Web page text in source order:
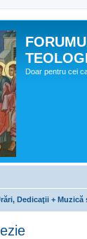
Doar pentru cei
Dedicaţii + Muzică